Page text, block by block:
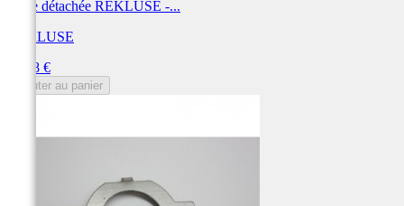
Pièce détachée REKLUSE -...
REKLUSE
10,88 €
Ajouter au panier